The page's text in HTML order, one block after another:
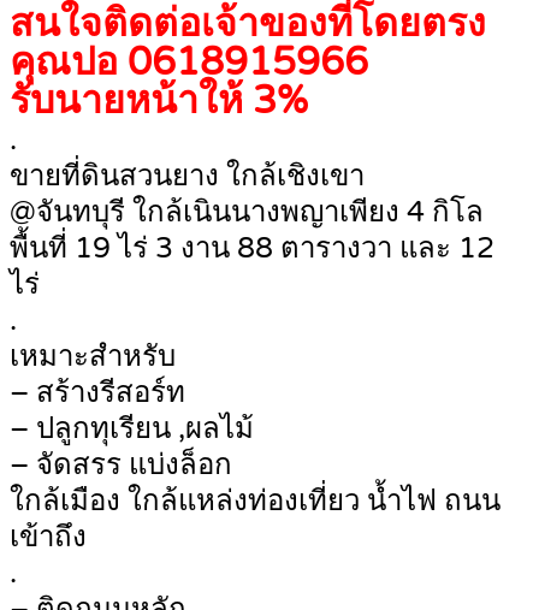
สนใจติดต่อเจ้าของที่โดยตรง
คุณปอ 0618915966
รับนายหน้าให้ 3%
.
ขายที่ดินสวนยาง ใกล้เชิงเขา
@จันทบุรี ใกล้เนินนางพญาเพียง 4 กิโล
พื้นที่ 19 ไร่ 3 งาน 88 ตารางวา และ 12
ไร่
.
เหมาะสำหรับ
– สร้างรีสอร์ท
– ปลูกทุเรียน ,ผลไม้
– จัดสรร แบ่งล็อก
ใกล้เมือง ใกล้แหล่งท่องเที่ยว น้ำไฟ ถนน
เข้าถึง
.